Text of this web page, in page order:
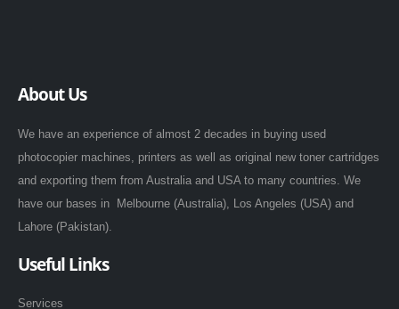
About Us
We have an experience of almost 2 decades in buying used
photocopier machines, printers as well as original new toner cartridges
and exporting them from Australia and USA to many countries. We
have our bases in Melbourne (Australia), Los Angeles (USA) and
Lahore (Pakistan).
Useful Links
Services